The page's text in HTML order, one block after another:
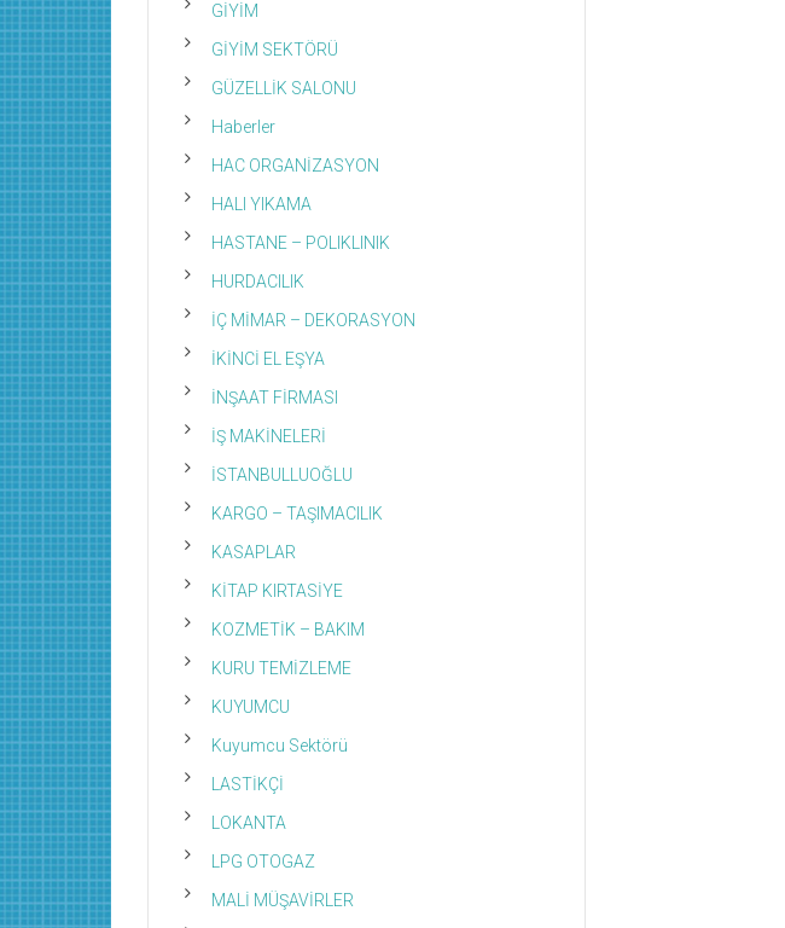
GİYİM
GİYİM SEKTÖRÜ
GÜZELLİK SALONU
Haberler
HAC ORGANİZASYON
HALI YIKAMA
HASTANE – POLIKLINIK
HURDACILIK
İÇ MİMAR – DEKORASYON
İKİNCİ EL EŞYA
İNŞAAT FİRMASI
İŞ MAKİNELERİ
İSTANBULLUOĞLU
KARGO – TAŞIMACILIK
KASAPLAR
KİTAP KIRTASİYE
KOZMETİK – BAKIM
KURU TEMİZLEME
KUYUMCU
Kuyumcu Sektörü
LASTİKÇİ
LOKANTA
LPG OTOGAZ
MALİ MÜŞAVİRLER